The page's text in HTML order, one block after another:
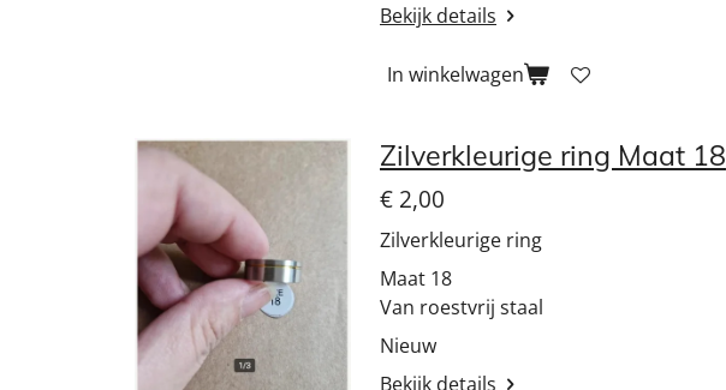
Bekijk details
In winkelwagen
Zilverkleurige ring Maat 18
€ 2,00
Zilverkleurige ring
Maat 18
Van roestvrij staal
Nieuw
Bekijk details